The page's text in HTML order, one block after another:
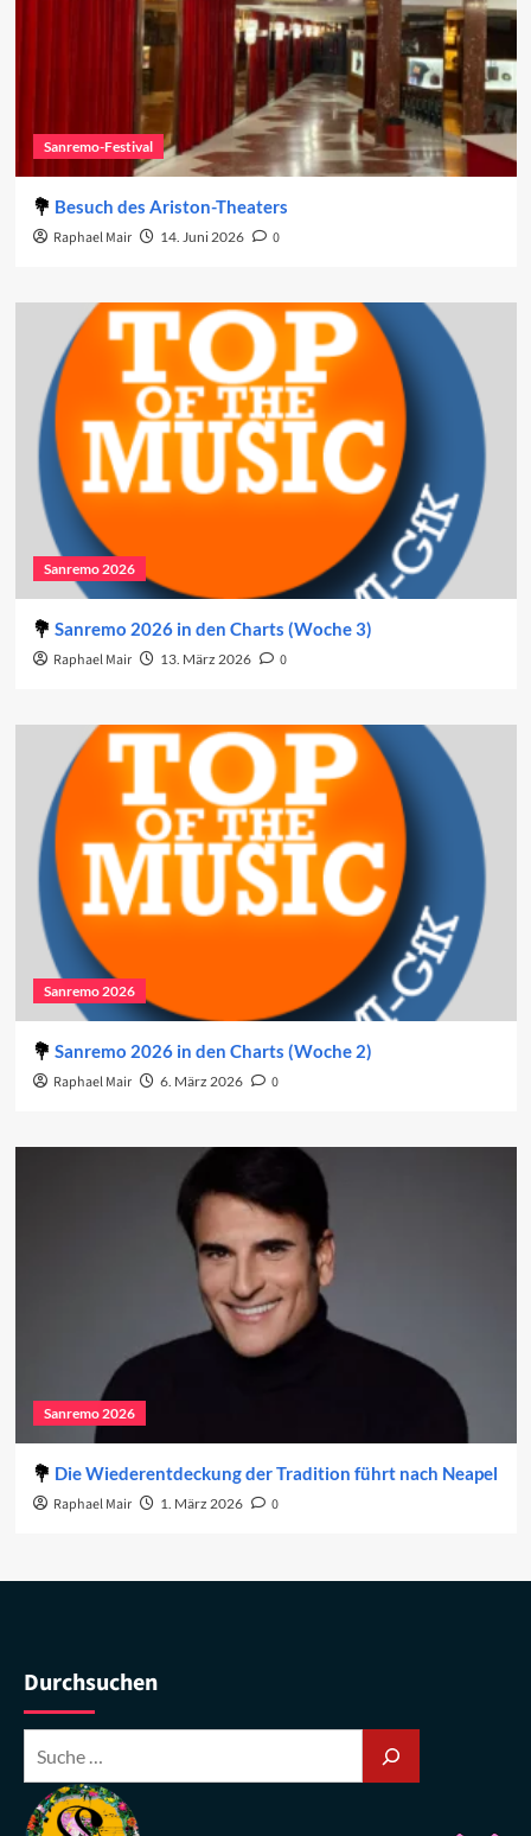
Sanremo-Festival
Besuch des Ariston-Theaters
Raphael Mair 14. Juni 2026 0
Sanremo 2026
Sanremo 2026 in den Charts (Woche 3)
Raphael Mair 13. März 2026 0
Sanremo 2026
Sanremo 2026 in den Charts (Woche 2)
Raphael Mair 6. März 2026 0
Sanremo 2026
Die Wiederentdeckung der Tradition führt nach Neapel
Raphael Mair 1. März 2026 0
Durchsuchen